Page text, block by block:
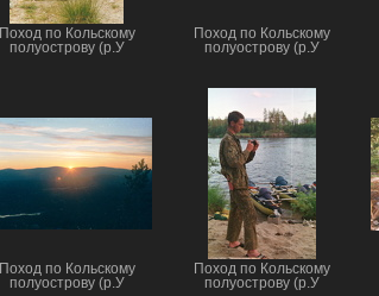
Поход по Кольскому
полуострову (р.У
Поход по Кольскому
полуострову (р.У
Поход по Кольскому
полуострову (р.У
Поход по Кольскому
полуострову (р.У